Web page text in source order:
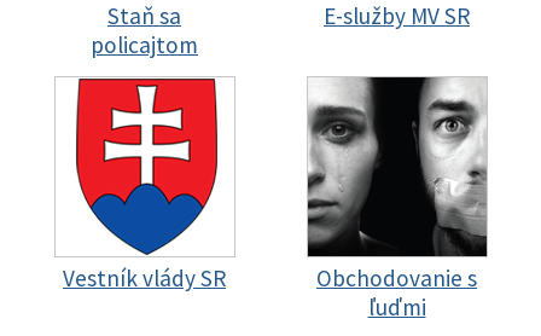
Staň sa
policajtom
E-služby MV SR
Vestník vlády SR
Obchodovanie s
ľuďmi